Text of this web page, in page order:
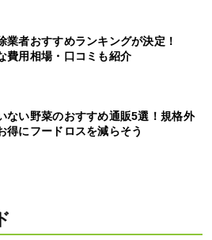
業者おすすめランキングが決定！
費用相場・口コミも紹介
ない野菜のおすすめ通販5選！規格外
得にフードロスを減らそう